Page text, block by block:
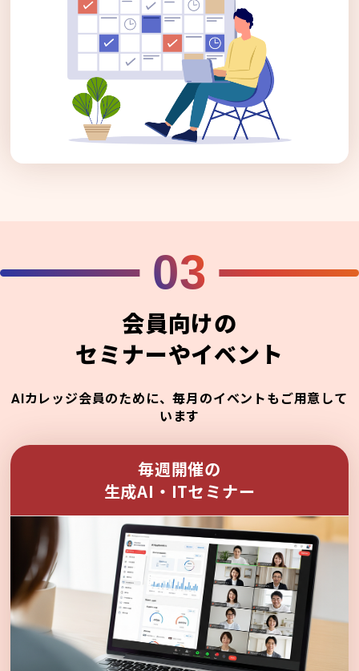
03
会員向けの
セミナーやイベント
AIカレッジ会員のために、毎月のイベントもご用意して
います
毎週開催の
生成AI・ITセミナー